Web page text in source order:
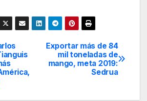
Exportar más de 84
mil toneladas de
mango, meta 2019:
Sedrua